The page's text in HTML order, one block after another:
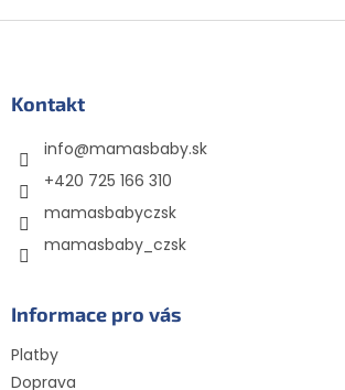
Kontakt
info@mamasbaby.sk
+420 725 166 310
mamasbabyczsk
mamasbaby_czsk
Informace pro vás
Platby
Doprava